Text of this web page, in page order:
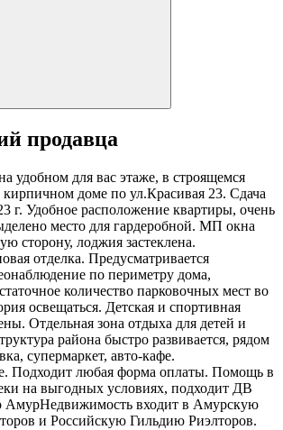
продавца
удобном для вас этаже, в строящемся
доме по ул.Красивая 23. Сдача
г. Удобное расположение квартиры, очень
место для гардеробной. МП окна
сторону, лоджия застеклена.
отделка. Предусматривается
по периметру дома,
количество парковочных мест во
освещаться. Детская и спортивная
Отдельная зона отдыха для детей и
района быстро развивается, рядом
супермаркет, авто-кафе.
Подходит любая форма оплаты. Помощь в
на выгодных условиях, подходит ДВ
АмурНедвижимость входит в Амурскую
и Российскую Гильдию Риэлторов.